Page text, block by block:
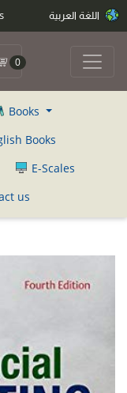
0
Books
Books
E-Scales
us